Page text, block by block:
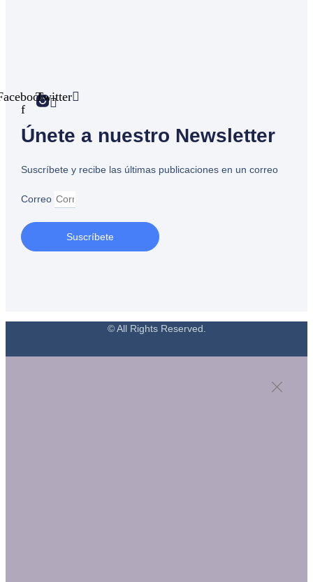
f
Twitter
Únete a nuestro Newsletter
Suscríbete y recibe las últimas publicaciones en un correo
Correo
Suscríbete
© All Rights Reserved.